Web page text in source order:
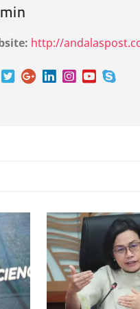
http://